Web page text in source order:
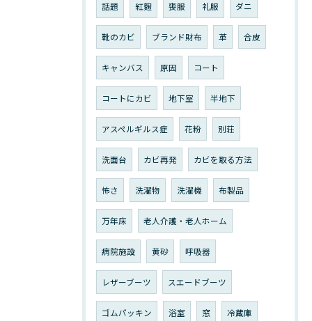
話題 紅麴 喪服 礼服 ダニ
靴のカビ ブランド財布 革 合皮
キャンバス 原因 コート
コートにカビ 地下室 半地下
アスペルギルス症 花粉 別荘
洗面台 カビ再発 カビを取る方法
怖さ 洗濯物 洗濯機 布製品
万年床 老人介護・老人ホーム
病院施設 黄砂 呼吸器
レザーブーツ スエードブーツ
ゴムパッキン 浴室 窓 冷蔵庫